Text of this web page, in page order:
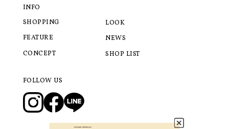
INFO
SHOPPING
FEATURE
CONCEPT
LOOK
NEWS
SHOP LIST
FOLLOW US